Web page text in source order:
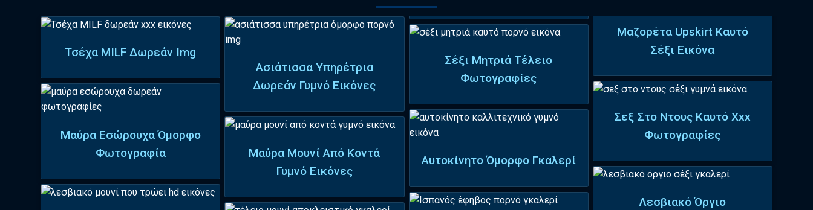
Τσέχα MILF Δωρεάν Img
Μαύρα Εσώρουχα Όμορφο
Φωτογραφία
Ασιάτισσα Υπηρέτρια
Δωρεάν Γυμνό Εικόνες
Μαύρα Μουνί Από Κοντά
Γυμνό Εικόνες
Σέξι Μητριά Τέλειο
Φωτογραφίες
Αυτοκίνητο Όμορφο Γκαλερί
Μαζορέτα Upskirt Καυτό
Σέξι Εικόνα
Σεξ Στο Ντους Καυτό Xxx
Φωτογραφίες
Λεσβιακό Όργιο